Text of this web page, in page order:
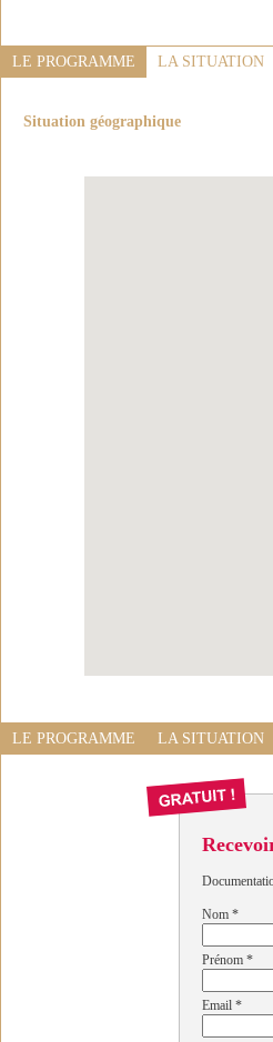
LE PROGRAMME LA SITUATION
Situation géographique
LE PROGRAMME LA SITUATION
Nom *
Prénom *
Email *